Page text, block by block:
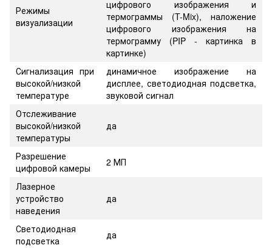
Режимы
визуализации
цифрового изображения и
термограммы (T-Mix), наложение
цифрового изображения на
термограмму (PIP - картинка в
картинке)
Сигнализация при
высокой/низкой
температуре
динамичное изображение на
дисплее, светодиодная подсветка,
звуковой сигнал
Отслеживание
высокой/низкой
температуры
да
Разрешение
цифровой камеры
2 МП
Лазерное
устройство
наведения
да
Светодиодная
подсветка
да